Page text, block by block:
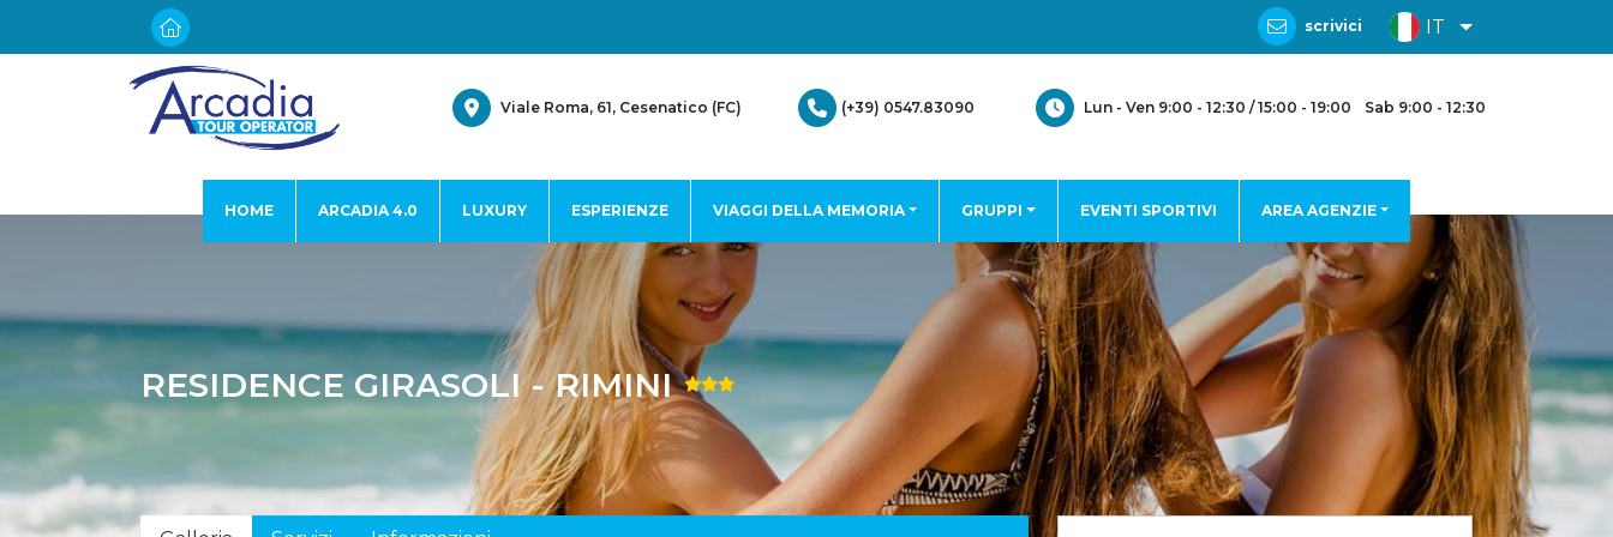
scrivici IT
Viale Roma, 61, Cesenatico (FC) (+39) 0547.83090 Lun - Ven 9:00 - 12:30 / 15:00 - 19:00 Sab 9:00 - 12:30
HOME ARCADIA 4.0 LUXURY ESPERIENZE VIAGGI DELLA MEMORIA GRUPPI EVENTI SPORTIVI AREA AGENZIE
RESIDENCE GIRASOLI - RIMINI